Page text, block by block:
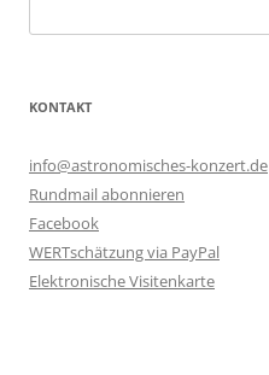
nach:
KONTAKT
info@astronomisches-konzert.de
Rundmail abonnieren
Facebook
WERTschätzung via PayPal
Elektronische Visitenkarte